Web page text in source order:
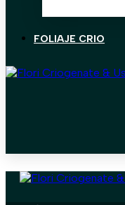
FOLIAJE CRIO